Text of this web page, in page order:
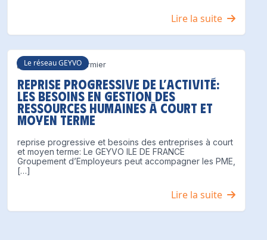
Lire la suite
Le réseau GEYVO
Philippe Cormier
Reprise progressive de l’activité:
les besoins en gestion des
ressources humaines à court et
moyen terme
reprise progressive et besoins des entreprises à court
et moyen terme: Le GEYVO ILE DE FRANCE
Groupement d’Employeurs peut accompagner les PME,
[…]
Lire la suite